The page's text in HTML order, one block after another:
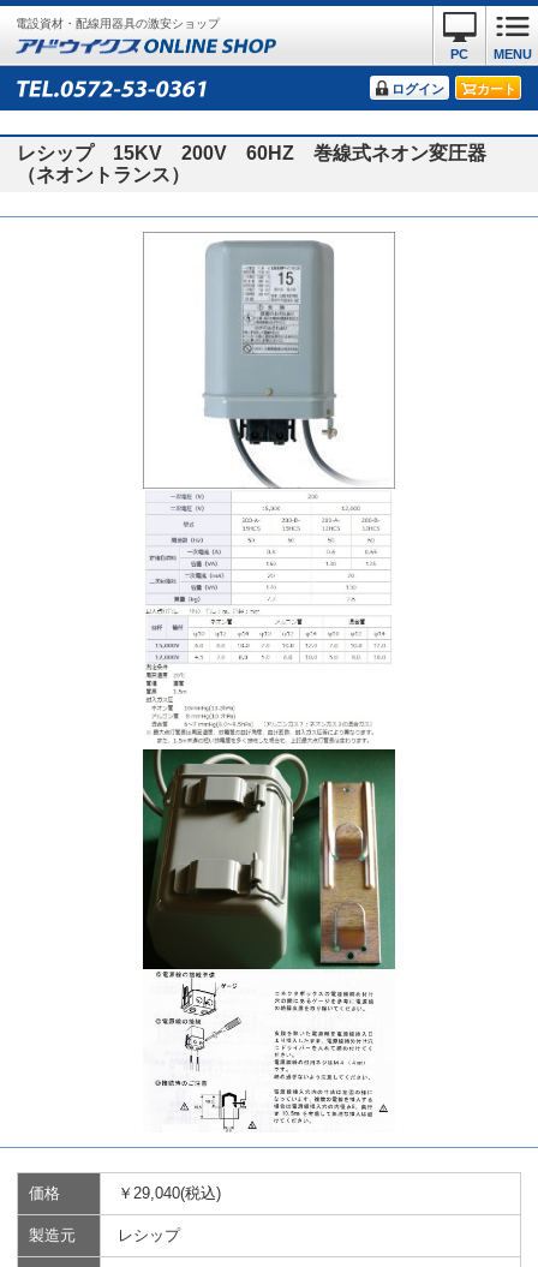
電設資材・配線用器具の激安ショップ
MENU
PC
ログイン カート
レシップ 15KV 200V 60HZ 巻線式ネオン変圧器
（ネオントランス）
価格 ￥29,040(税込)
製造元 レシップ